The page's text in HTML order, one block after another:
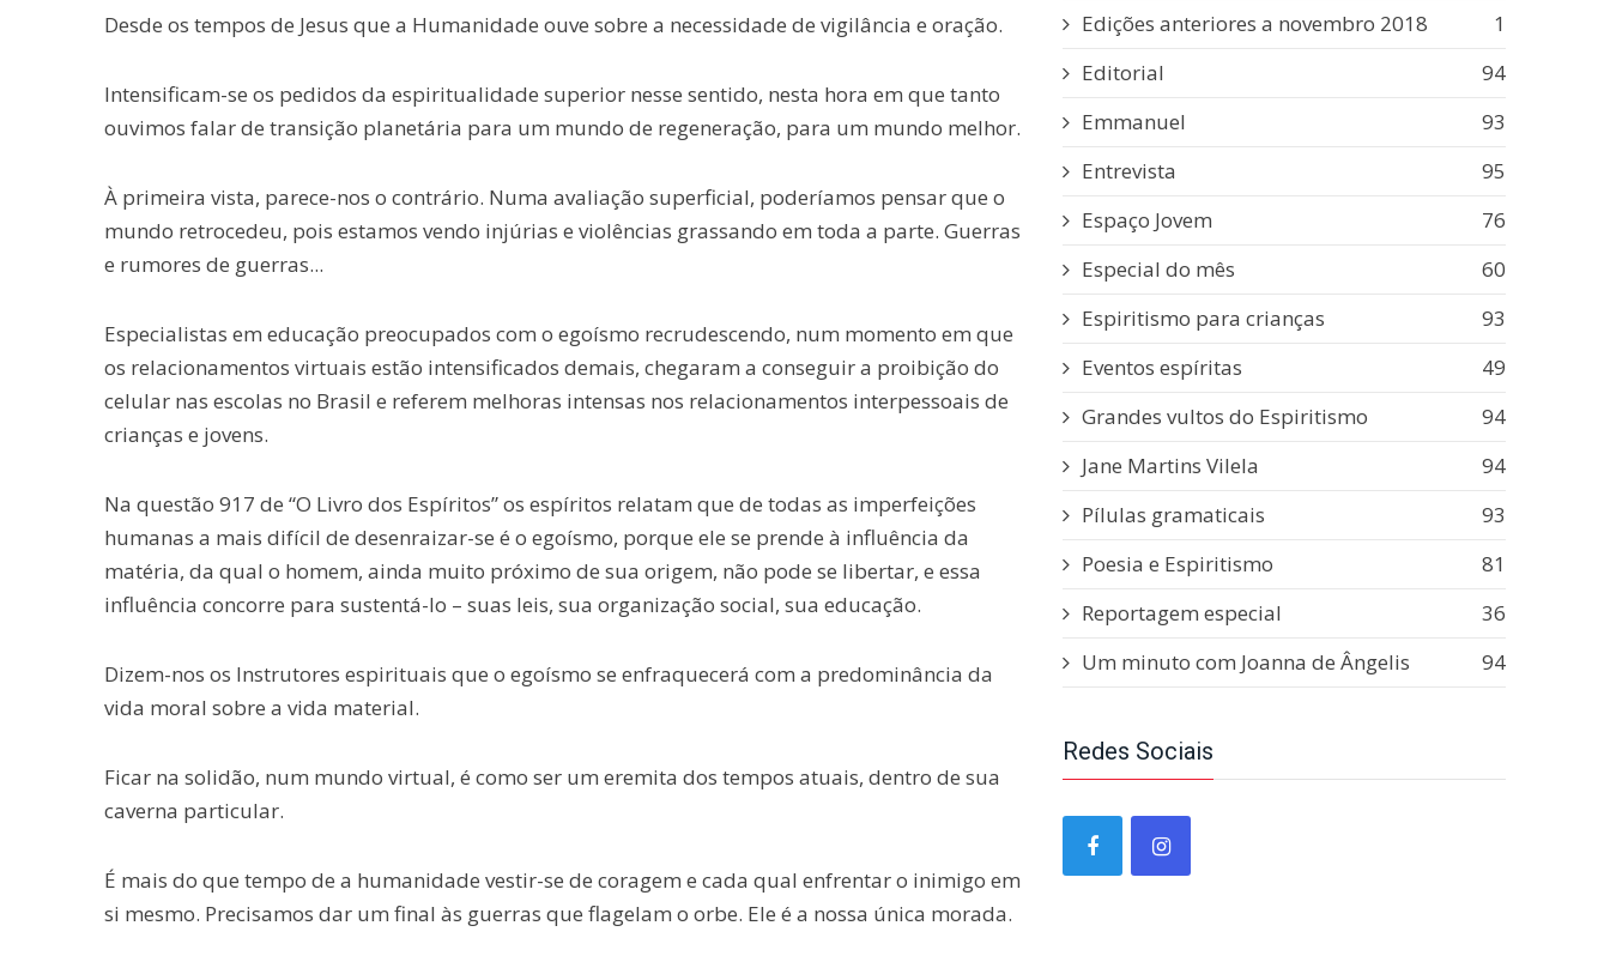
Desde os tempos de Jesus que a Humanidade ouve sobre a necessidade de vigilância e oração.
Intensificam-se os pedidos da espiritualidade superior nesse sentido, nesta hora em que tanto
ouvimos falar de transição planetária para um mundo de regeneração, para um mundo melhor.
À primeira vista, parece-nos o contrário. Numa avaliação superficial, poderíamos pensar que o
mundo retrocedeu, pois estamos vendo injúrias e violências grassando em toda a parte. Guerras
e rumores de guerras...
Especialistas em educação preocupados com o egoísmo recrudescendo, num momento em que
os relacionamentos virtuais estão intensificados demais, chegaram a conseguir a proibição do
celular nas escolas no Brasil e referem melhoras intensas nos relacionamentos interpessoais de
crianças e jovens.
Na questão 917 de “O Livro dos Espíritos” os espíritos relatam que de todas as imperfeições
humanas a mais difícil de desenraizar-se é o egoísmo, porque ele se prende à influência da
matéria, da qual o homem, ainda muito próximo de sua origem, não pode se libertar, e essa
influência concorre para sustentá-lo – suas leis, sua organização social, sua educação.
Dizem-nos os Instrutores espirituais que o egoísmo se enfraquecerá com a predominância da
vida moral sobre a vida material.
Ficar na solidão, num mundo virtual, é como ser um eremita dos tempos atuais, dentro de sua
caverna particular.
É mais do que tempo de a humanidade vestir-se de coragem e cada qual enfrentar o inimigo em
si mesmo. Precisamos dar um final às guerras que flagelam o orbe. Ele é a nossa única morada.
Edições anteriores a novembro 2018
1
Editorial
94
Emmanuel
93
Entrevista
95
Espaço Jovem
76
Especial do mês
60
Espiritismo para crianças
93
Eventos espíritas
49
Grandes vultos do Espiritismo
94
Jane Martins Vilela
94
Pílulas gramaticais
93
Poesia e Espiritismo
81
Reportagem especial
36
Um minuto com Joanna de Ângelis
94
Redes Sociais